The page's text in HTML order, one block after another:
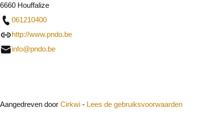
6660 Houffalize
061210400
http://www.pndo.be
info@pndo.be
Aangedreven door Cirkwi - Lees de gebruiksvoorwaarden